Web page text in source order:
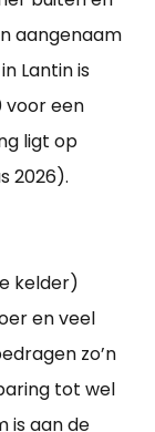
aangenaam
Lantin is
voor een
ligt op
2026).
kelder)
en veel
zo’n
tot wel
is aan de